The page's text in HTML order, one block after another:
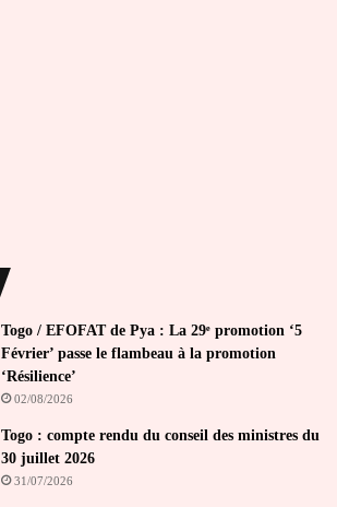
Togo / EFOFAT de Pya : La 29ᵉ promotion ‘5
Février’ passe le flambeau à la promotion
‘Résilience’
02/08/2026
Togo : compte rendu du conseil des ministres du
30 juillet 2026
31/07/2026